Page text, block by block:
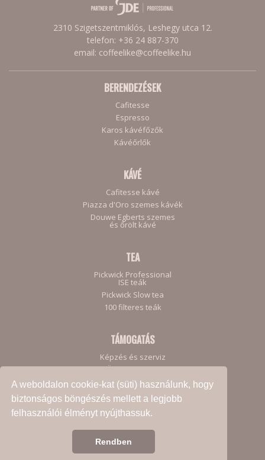
A weboldalon cookie-kat (süti) használunk, hogy
biztonságos böngészés mellett a legjobb
felhasználói élményt nyújthassuk.
Rendben
2310 Szigetszentmiklós, Leshegy utca 12.
telefon: +36 24 887-370
email: coffeelike@coffeelike.hu
BERENDEZÉSEK
Cafitesse
Espresso
Karos kávéfőzők
Kávéőrlők
KÁVÉ
Cafitesse kávé
Piazza d'Oro szemes kávék
Douwe Egberts szemes
és őrölt kávé
TEA
Pickwick Professional
ISE teák
Pickwick Slow tea
100 filteres teák
TÁMOGATÁS
Képzés és szerviz
Ügyfeleinknek